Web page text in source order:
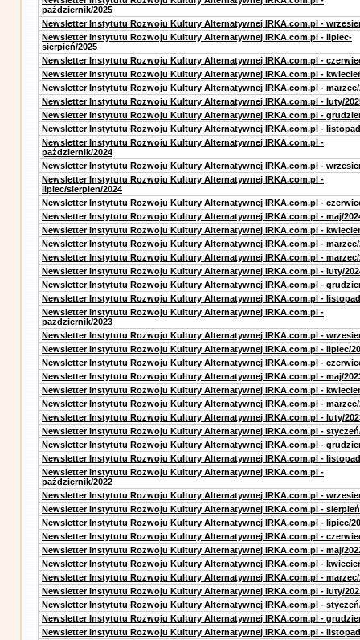
październik/2025
Newsletter Instytutu Rozwoju Kultury Alternatywnej IRKA.com.pl -
Newsletter Instytutu Rozwoju Kultury Alternatywnej IRKA.com.pl - lipiec-
sierpień/2025
Newsletter Instytutu Rozwoju Kultury Alternatywnej IRKA.com.pl -
Newsletter Instytutu Rozwoju Kultury Alternatywnej IRKA.com.pl -
Newsletter Instytutu Rozwoju Kultury Alternatywnej IRKA.com.pl - marzec/
Newsletter Instytutu Rozwoju Kultury Alternatywnej IRKA.com.pl - luty/
Newsletter Instytutu Rozwoju Kultury Alternatywnej IRKA.com.pl -
Newsletter Instytutu Rozwoju Kultury Alternatywnej IRKA.com.pl -
Newsletter Instytutu Rozwoju Kultury Alternatywnej IRKA.com.pl -
październik/2024
Newsletter Instytutu Rozwoju Kultury Alternatywnej IRKA.com.pl -
Newsletter Instytutu Rozwoju Kultury Alternatywnej IRKA.com.pl -
lipiec/sierpien/2024
Newsletter Instytutu Rozwoju Kultury Alternatywnej IRKA.com.pl -
Newsletter Instytutu Rozwoju Kultury Alternatywnej IRKA.com.pl - maj/
Newsletter Instytutu Rozwoju Kultury Alternatywnej IRKA.com.pl -
Newsletter Instytutu Rozwoju Kultury Alternatywnej IRKA.com.pl - marzec/
Newsletter Instytutu Rozwoju Kultury Alternatywnej IRKA.com.pl - marzec/
Newsletter Instytutu Rozwoju Kultury Alternatywnej IRKA.com.pl - luty/
Newsletter Instytutu Rozwoju Kultury Alternatywnej IRKA.com.pl -
Newsletter Instytutu Rozwoju Kultury Alternatywnej IRKA.com.pl -
Newsletter Instytutu Rozwoju Kultury Alternatywnej IRKA.com.pl -
pazdziernik/2023
Newsletter Instytutu Rozwoju Kultury Alternatywnej IRKA.com.pl -
Newsletter Instytutu Rozwoju Kultury Alternatywnej IRKA.com.pl - lipiec/
Newsletter Instytutu Rozwoju Kultury Alternatywnej IRKA.com.pl -
Newsletter Instytutu Rozwoju Kultury Alternatywnej IRKA.com.pl - maj/
Newsletter Instytutu Rozwoju Kultury Alternatywnej IRKA.com.pl -
Newsletter Instytutu Rozwoju Kultury Alternatywnej IRKA.com.pl - marzec/
Newsletter Instytutu Rozwoju Kultury Alternatywnej IRKA.com.pl - luty/
Newsletter Instytutu Rozwoju Kultury Alternatywnej IRKA.com.pl -
Newsletter Instytutu Rozwoju Kultury Alternatywnej IRKA.com.pl -
Newsletter Instytutu Rozwoju Kultury Alternatywnej IRKA.com.pl -
Newsletter Instytutu Rozwoju Kultury Alternatywnej IRKA.com.pl -
październik/2022
Newsletter Instytutu Rozwoju Kultury Alternatywnej IRKA.com.pl -
Newsletter Instytutu Rozwoju Kultury Alternatywnej IRKA.com.pl -
Newsletter Instytutu Rozwoju Kultury Alternatywnej IRKA.com.pl - lipiec/
Newsletter Instytutu Rozwoju Kultury Alternatywnej IRKA.com.pl -
Newsletter Instytutu Rozwoju Kultury Alternatywnej IRKA.com.pl - maj/
Newsletter Instytutu Rozwoju Kultury Alternatywnej IRKA.com.pl -
Newsletter Instytutu Rozwoju Kultury Alternatywnej IRKA.com.pl - marzec/
Newsletter Instytutu Rozwoju Kultury Alternatywnej IRKA.com.pl - luty/
Newsletter Instytutu Rozwoju Kultury Alternatywnej IRKA.com.pl -
Newsletter Instytutu Rozwoju Kultury Alternatywnej IRKA.com.pl -
Newsletter Instytutu Rozwoju Kultury Alternatywnej IRKA.com.pl -